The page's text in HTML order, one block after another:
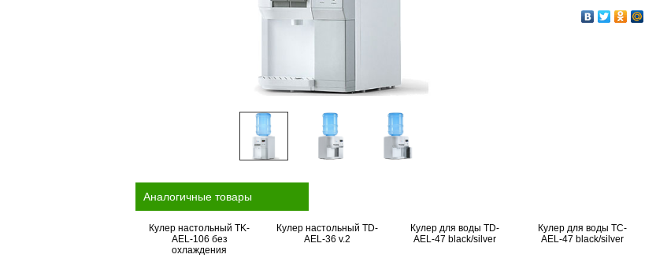
Аналогичные товары
Кулер настольный TK-
AEL-106 без
охлаждения
Кулер настольный TD-
AEL-36 v.2
Кулер для воды TD-
AEL-47 black/silver
Кулер для воды TC-
AEL-47 black/silver